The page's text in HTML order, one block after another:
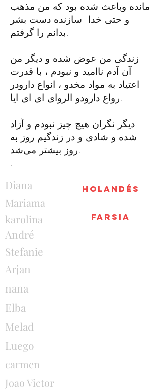
مانده وباعث شده بود که من مذهب
و حتی خدا سازنده دست بشر
بدانم را گرفتم.
زندگی من عوض شده و دیگر من
آن آدم ناامید و نبودم ، با قدرت
اعتیاد به مواد مخدو ، انواع دارودر
رواع دارودو الروای ای ای ایا.
دیگر نگران هیچ چیز نبودم و آزاد
شده و شادی و در زندگیم روز به
روز بیشتر می‌شد.
.
Diana
Mariama
holandés
karolina
André
farsia
Stefanie
Arjan
nana
Elba
Melad
Luego
carmen
Joao Victor